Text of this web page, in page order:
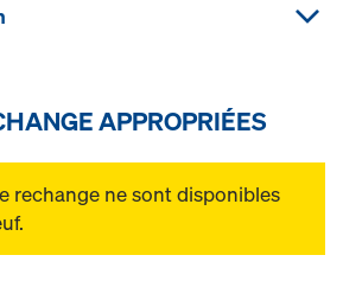
APPROPRIÉES
rechange ne sont disponibles